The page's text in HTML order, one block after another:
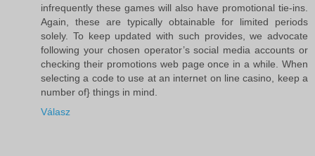
infrequently these games will also have promotional tie-ins.
Again, these are typically obtainable for limited periods
solely. To keep updated with such provides, we advocate
following your chosen operator’s social media accounts or
checking their promotions web page once in a while. When
selecting a code to use at an internet on line casino, keep a
number of} things in mind.
Válasz